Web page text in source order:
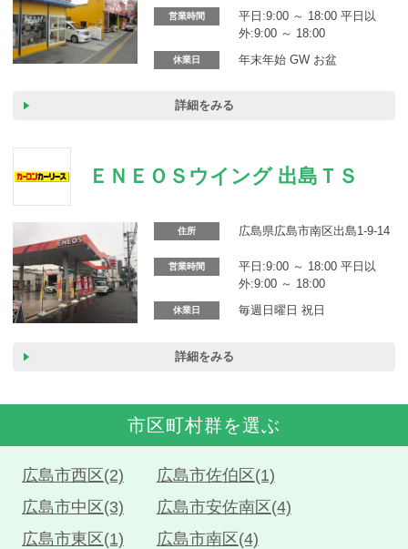
営業時間
平日:9:00 ～ 18:00 平日以
外:9:00 ～ 18:00
休業日 年末年始 GW お盆
詳細をみる
ＥＮＥＯＳウイング 出島ＴＳ
住所 広島県広島市南区出島1-9-14
営業時間
平日:9:00 ～ 18:00 平日以
外:9:00 ～ 18:00
休業日 毎週日曜日 祝日
詳細をみる
市区町村群を選ぶ
広島市西区(2)
広島市佐伯区(1)
広島市中区(3)
広島市安佐南区(4)
広島市東区(1)
広島市南区(4)